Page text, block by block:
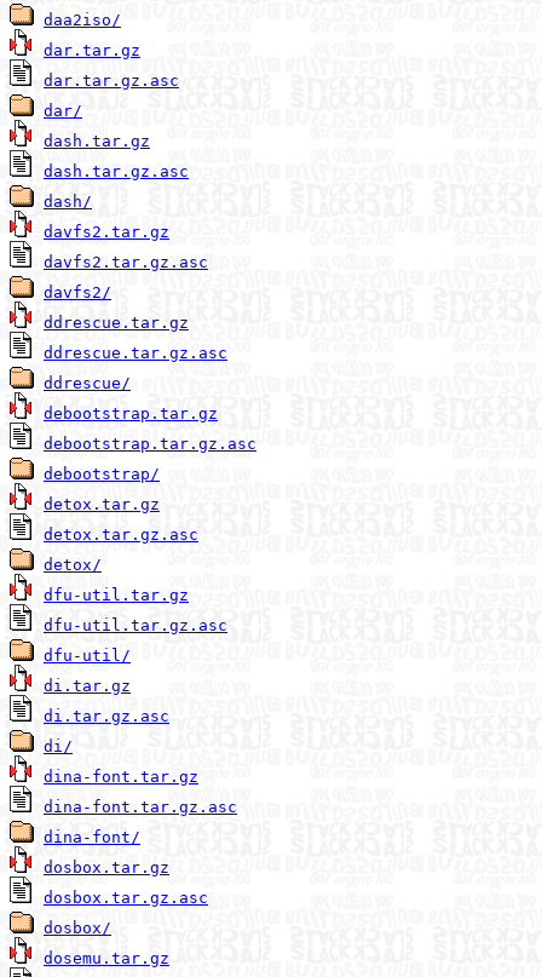
daa2iso/
dar.tar.gz
dar.tar.gz.asc
dar/
dash.tar.gz
dash.tar.gz.asc
dash/
davfs2.tar.gz
davfs2.tar.gz.asc
davfs2/
ddrescue.tar.gz
ddrescue.tar.gz.asc
ddrescue/
debootstrap.tar.gz
debootstrap.tar.gz.asc
debootstrap/
detox.tar.gz
detox.tar.gz.asc
detox/
dfu-util.tar.gz
dfu-util.tar.gz.asc
dfu-util/
di.tar.gz
di.tar.gz.asc
di/
dina-font.tar.gz
dina-font.tar.gz.asc
dina-font/
dosbox.tar.gz
dosbox.tar.gz.asc
dosbox/
dosemu.tar.gz